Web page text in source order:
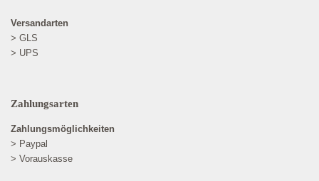
Versandarten
> GLS
> UPS
Zahlungsarten
Zahlungsmöglichkeiten
> Paypal
> Vorauskasse